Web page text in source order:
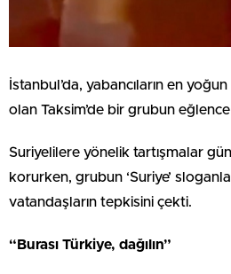
İstanbul’da, yabancıların en
olan Taksim’de bir grubun
Suriyelilere yönelik tartışmalar
korurken, grubun ‘Suriye’
vatandaşların tepkisini çekti.
“Burası Türkiye, dağılın”